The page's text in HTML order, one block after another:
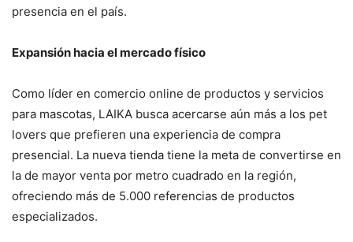
presencia en el país.
Expansión hacia el mercado físico
Como líder en comercio online de productos y servicios
para mascotas, LAIKA busca acercarse aún más a los pet
lovers que prefieren una experiencia de compra
presencial. La nueva tienda tiene la meta de convertirse en
la de mayor venta por metro cuadrado en la región,
ofreciendo más de 5.000 referencias de productos
especializados.